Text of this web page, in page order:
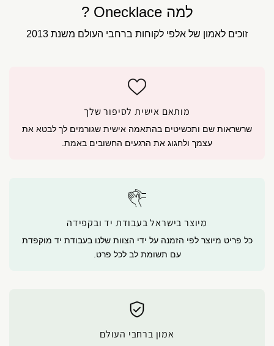
למה Onecklace ?
זוכים לאמון של אלפי לקוחות ברחבי העולם משנת 2013
מותאם אישית לסיפור שלך
שרשראות שם ותכשיטים בהתאמה אישית שגורמים לך לבטא את
עצמך ולחגוג את הרגעים החשובים באמת.
מיוצר בישראל בעבודת יד ובקפידה
כל פריט מיוצר לפי הזמנה על ידי הצוות שלנו בעבודת יד מוקפדת
עם תשומת לב לכל פרט.
אמון ברחבי העולם